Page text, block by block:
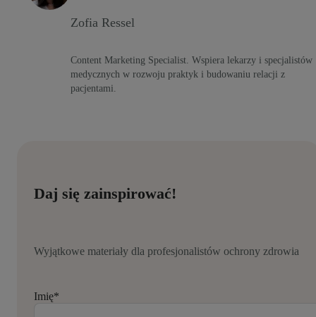
Zofia Ressel
Content Marketing Specialist. Wspiera lekarzy i specjalistów
medycznych w rozwoju praktyk i budowaniu relacji z
pacjentami.
Daj się zainspirować!
Wyjątkowe materiały dla profesjonalistów ochrony zdrowia
Imię*